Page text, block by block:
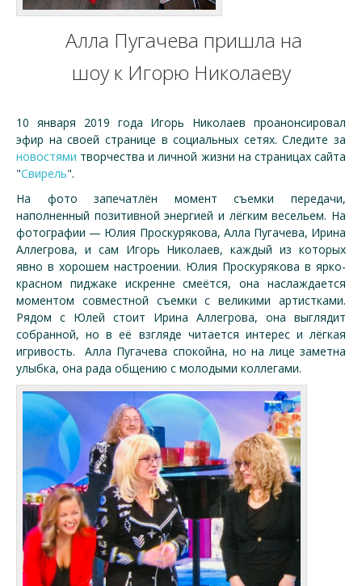
Алла Пугачева пришла на
шоу к Игорю Николаеву
10 января 2019 года Игорь Николаев проанонсировал
эфир на своей странице в социальных сетях. Следите за
новостями творчества и личной жизни на страницах сайта
"Свирель".
На фото запечатлён момент съемки передачи,
наполненный позитивной энергией и лёгким весельем. На
фотографии — Юлия Проскурякова, Алла Пугачева, Ирина
Аллегрова, и сам Игорь Николаев, каждый из которых
явно в хорошем настроении. Юлия Проскурякова в ярко-
красном пиджаке искренне смеётся, она наслаждается
моментом совместной съемки с великими артистками.
Рядом с Юлей стоит Ирина Аллегрова, она выглядит
собранной, но в её взгляде читается интерес и лёгкая
игривость. Алла Пугачева спокойна, но на лице заметна
улыбка, она рада общению с молодыми коллегами.